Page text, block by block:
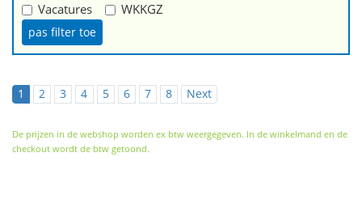
Vacatures
WKKGZ
1 2 3 4 5 6 7 8 Next
De prijzen in de webshop worden ex btw weergegeven. In de winkelmand en de
checkout wordt de btw getoond.